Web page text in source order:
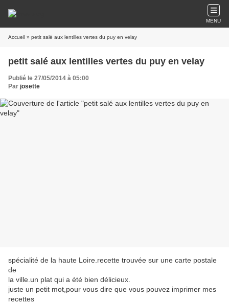
MENU
Accueil » petit salé aux lentilles vertes du puy en velay
petit salé aux lentilles vertes du puy en velay
Publié le 27/05/2014 à 05:00
Par josette
spécialité de la haute Loire.recette trouvée sur une carte postale
de
la ville.un plat qui a été bien délicieux.
juste un petit mot,pour vous dire que vous pouvez imprimer mes
recettes